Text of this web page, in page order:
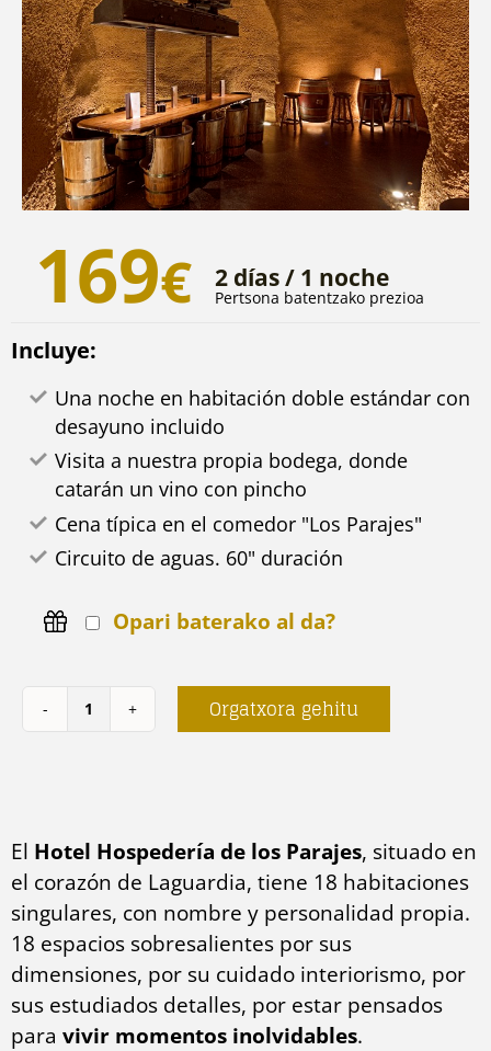
169€ 2 días / 1 noche
Pertsona batentzako prezioa
Incluye:
Una noche en habitación doble estándar con
desayuno incluido
Visita a nuestra propia bodega, donde
catarán un vino con pincho
Cena típica en el comedor "Los Parajes"
Circuito de aguas. 60" duración
Opari baterako al da?
Los
sentidos
(festivos)
kantitatea
Orgatxora gehitu
El Hotel Hospedería de los Parajes, situado en
el corazón de Laguardia, tiene 18 habitaciones
singulares, con nombre y personalidad propia.
18 espacios sobresalientes por sus
dimensiones, por su cuidado interiorismo, por
sus estudiados detalles, por estar pensados
para vivir momentos inolvidables.